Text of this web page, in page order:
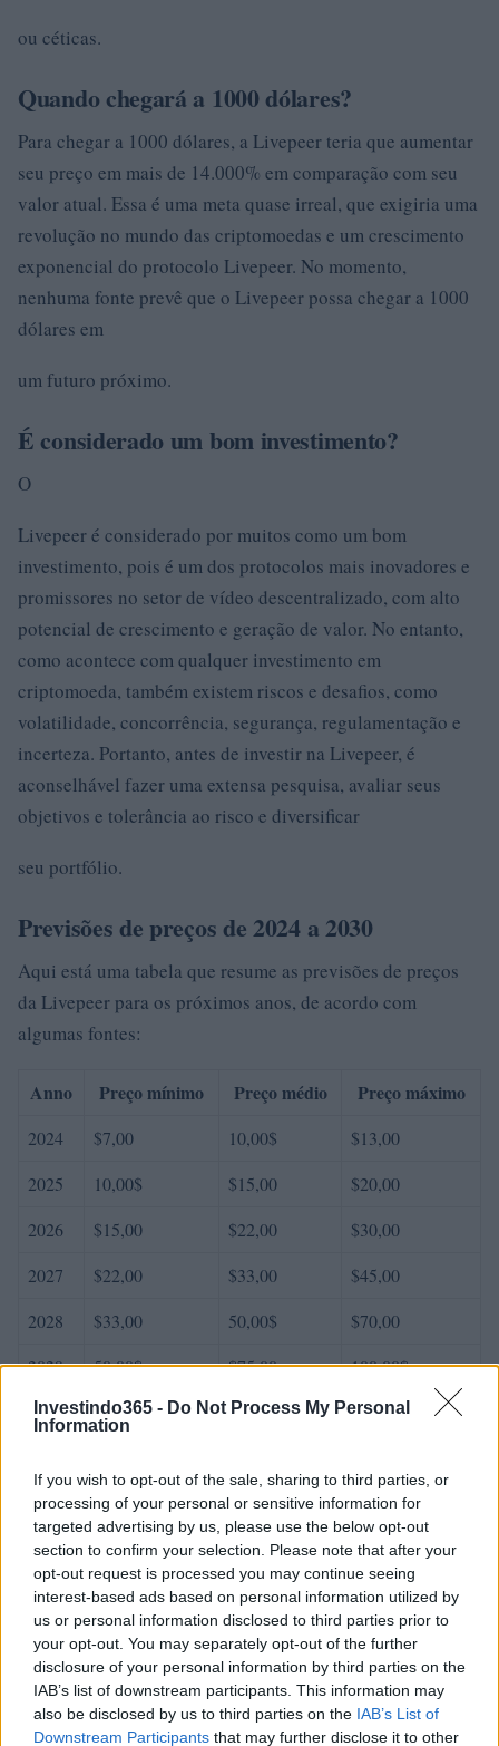
Investindo365 - Do Not Process My Personal
Information
If you wish to opt-out of the sale, sharing to third parties, or
processing of your personal or sensitive information for
targeted advertising by us, please use the below opt-out
section to confirm your selection. Please note that after your
opt-out request is processed you may continue seeing
interest-based ads based on personal information utilized by
us or personal information disclosed to third parties prior to
your opt-out. You may separately opt-out of the further
disclosure of your personal information by third parties on the
IAB’s list of downstream participants. This information may
also be disclosed by us to third parties on the IAB’s List of
Downstream Participants that may further disclose it to other
ou céticas.
Quando chegará a 1000 dólares?
Para chegar a 1000 dólares, a Livepeer teria que aumentar
seu preço em mais de 14.000% em comparação com seu
valor atual. Essa é uma meta quase irreal, que exigiria uma
revolução no mundo das criptomoedas e um crescimento
exponencial do protocolo Livepeer. No momento,
nenhuma fonte prevê que o Livepeer possa chegar a 1000
dólares em
um futuro próximo.
É considerado um bom investimento?
O
Livepeer é considerado por muitos como um bom
investimento, pois é um dos protocolos mais inovadores e
promissores no setor de vídeo descentralizado, com alto
potencial de crescimento e geração de valor. No entanto,
como acontece com qualquer investimento em
criptomoeda, também existem riscos e desafios, como
volatilidade, concorrência, segurança, regulamentação e
incerteza. Portanto, antes de investir na Livepeer, é
aconselhável fazer uma extensa pesquisa, avaliar seus
objetivos e tolerância ao risco e diversificar
seu portfólio.
Previsões de preços de 2024 a 2030
Aqui está uma tabela que resume as previsões de preços
da Livepeer para os próximos anos, de acordo com
algumas fontes:
Anno Preço mínimo Preço médio Preço máximo
2024 $7,00 10,00$
$13,00
2025
10,00$ $15,00
$20,00
2026
$15,00 $22,00
$30,00
2027
$22,00 $33,00
$45,00
2028
$33,00 50,00$
$70,00
2029
50,00$ $75,00
100,00$
2030
$75,00 $110,00 150,00$
AUTOR
Giorgia Stromeo